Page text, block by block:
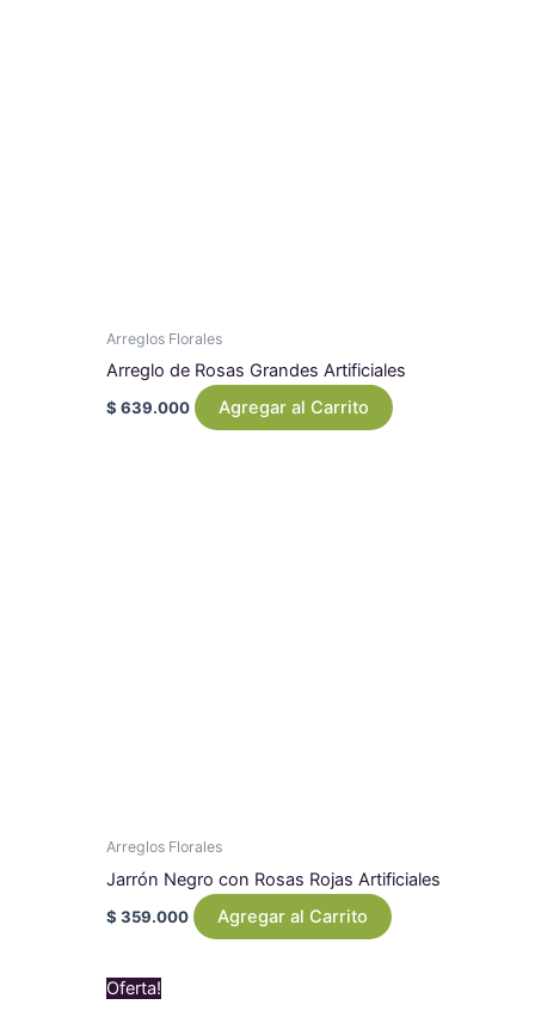
Arreglos Florales
Arreglo de Rosas Grandes Artificiales
$ 639.000 Agregar al Carrito
Arreglos Florales
Jarrón Negro con Rosas Rojas Artificiales
$ 359.000 Agregar al Carrito
Oferta!